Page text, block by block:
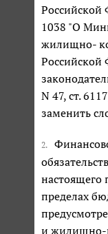
Российской
1038 "О
жилищно-
Российской
N 47, ст.
заменить
2.
настоящего
пределах
и жилищно-